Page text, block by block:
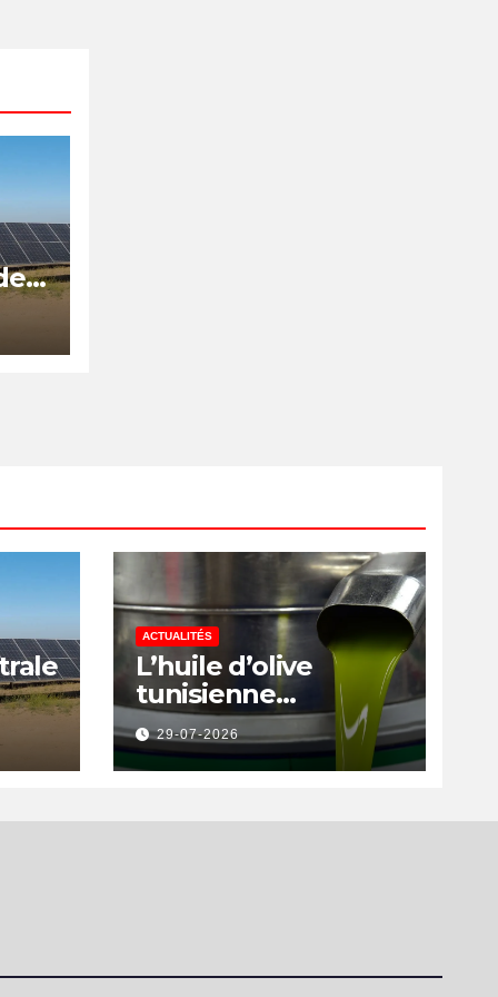
ACTUALITÉS
L’huile d’olive
tunisienne
préservée des
nouvelles surtaxes
américaines de
29-07-2026